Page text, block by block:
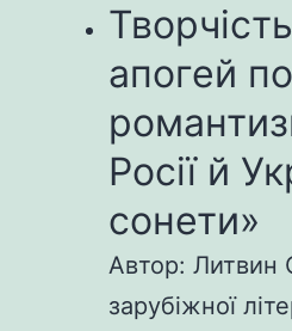
апогей
Росії й
сонети»
Автор: Литвин
зарубіжної